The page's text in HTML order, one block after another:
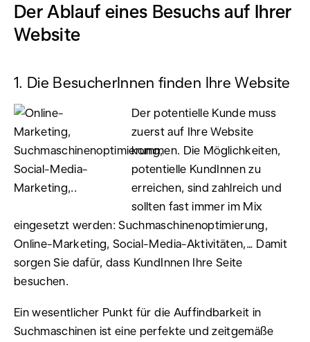
Der Ablauf eines Besuchs auf Ihrer
Website
1. Die BesucherInnen finden Ihre Website
Der potentielle Kunde muss
zuerst auf Ihre Website
kommen. Die Möglichkeiten,
potentielle KundInnen zu
erreichen, sind zahlreich und
sollten fast immer im Mix
eingesetzt werden: Suchmaschinenoptimierung,
Online-Marketing, Social-Media-Aktivitäten,… Damit
sorgen Sie dafür, dass KundInnen Ihre Seite
besuchen.
Ein wesentlicher Punkt für die Auffindbarkeit in
Suchmaschinen ist eine perfekte und zeitgemäße